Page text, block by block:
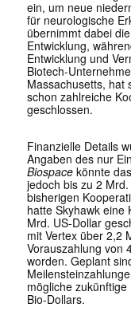
ein, um neue
für neurologische
übernimmt dabei
Entwicklung,
Entwicklung und
Biotech-
Massachusetts, hat
schon zahlreiche
geschlossen.
Finanzielle Details
Angaben des nur
Biospacekönnte
jedoch bis zu 2
bisherigen
hatte Skyhawk eine
Mrd. US-Dollar
mit Vertex über 2,2
Vorauszahlung von
worden. Geplant
mögliche
Bio-Dollars.